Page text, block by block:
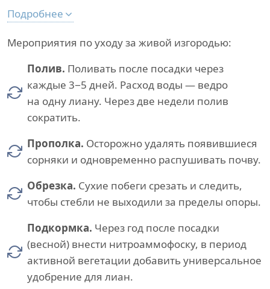
Подробнее
Мероприятия по уходу за живой изгородью:
Полив. Поливать после посадки через
каждые 3−5 дней. Расход воды — ведро
на одну лиану. Через две недели полив
сократить.
Прополка. Осторожно удалять появившиеся
сорняки и одновременно распушивать почву.
Обрезка. Сухие побеги срезать и следить,
чтобы стебли не выходили за пределы опоры.
Подкормка. Через год после посадки
(весной) внести нитроаммофоску, в период
активной вегетации добавить универсальное
удобрение для лиан.